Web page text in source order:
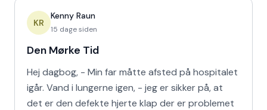
KR
Kenny Raun
15 dage siden
Den Mørke Tid
Hej dagbog, - Min far måtte afsted på hospitalet
igår. Vand i lungerne igen, - jeg er sikker på, at
det er den defekte hjerte klap der er problemet